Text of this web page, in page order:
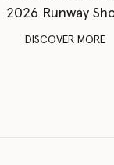
2026 Runway
DISCOVER MORE